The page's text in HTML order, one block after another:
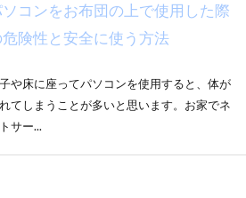
コンをお布団の上で使用した際
険性と安全に使う方法
や床に座ってパソコンを使用すると、体が
てしまうことが多いと思います。お家でネ
サー...